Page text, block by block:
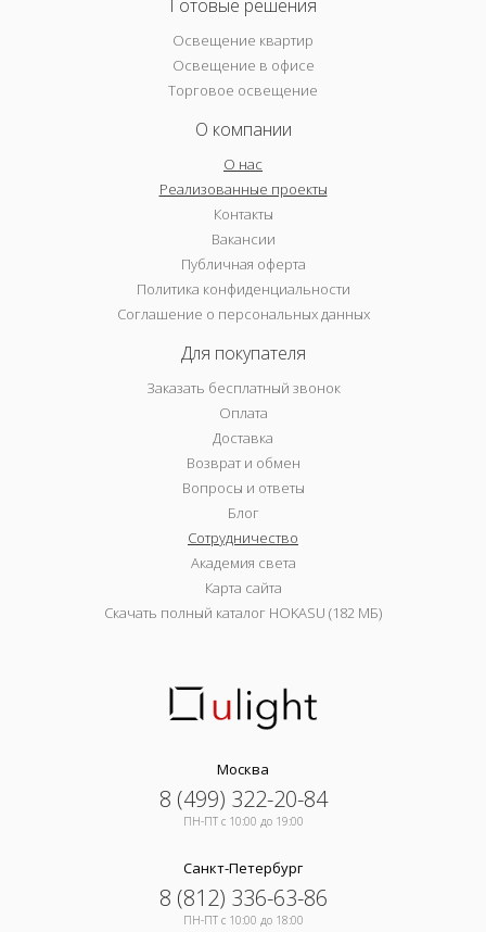
Готовые решения
Освещение квартир
Освещение в офисе
Торговое освещение
О компании
О нас
Реализованные проекты
Контакты
Вакансии
Публичная оферта
Политика конфиденциальности
Соглашение о персональных данных
Для покупателя
Заказать бесплатный звонок
Оплата
Доставка
Возврат и обмен
Вопросы и ответы
Блог
Сотрудничество
Академия света
Карта сайта
Скачать полный каталог HOKASU (182 МБ)
Москва
8 (499) 322-20-84
ПН-ПТ c 10:00 до 19:00
Санкт-Петербург
8 (812) 336-63-86
ПН-ПТ c 10:00 до 18:00